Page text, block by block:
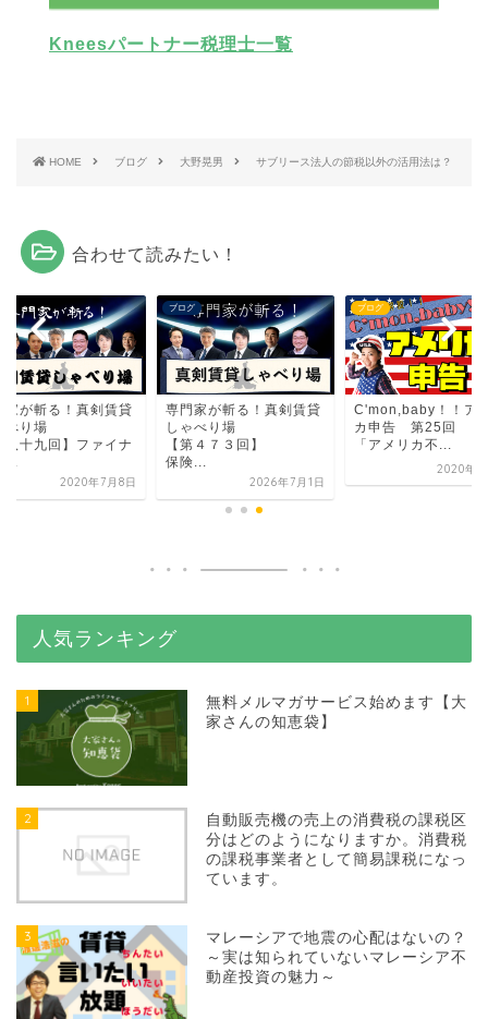
Kneesパートナー税理士一覧
HOME ブログ 大野晃男 サブリース法人の節税以外の活用法は？
合わせて読みたい！
家が斬る！真剣賃貸
べり場
八十九回】ファイナ
...
2020年7月8日
ブログ
専門家が斬る！真剣賃貸
しゃべり場
【第４７３回】
保険...
2026年7月1日
ブログ
C'mon,baby！！ア
カ申告 第25回
「アメリカ不...
2020年4
人気ランキング
1
無料メルマガサービス始めます【大
家さんの知恵袋】
2
自動販売機の売上の消費税の課税区
分はどのようになりますか。消費税
の課税事業者として簡易課税になっ
ています。
3
マレーシアで地震の心配はないの？
～実は知られていないマレーシア不
動産投資の魅力～